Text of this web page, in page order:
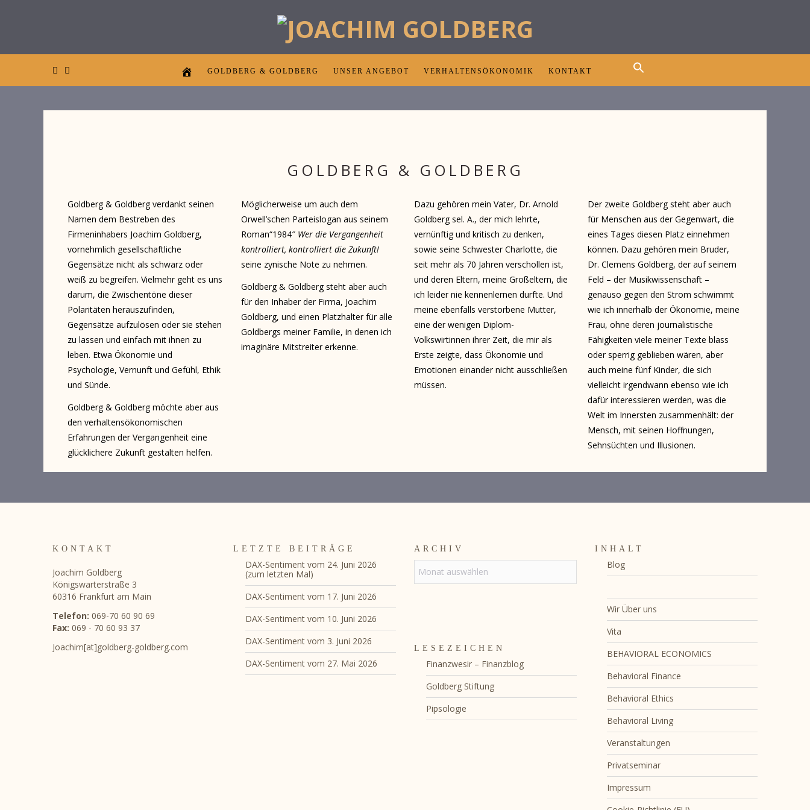
GOLDBERG & GOLDBERG UNSER ANGEBOT VERHALTENSÖKONOMIK KONTAKT
GOLDBERG & GOLDBERG
Goldberg & Goldberg verdankt seinen
Namen dem Bestreben des
Firmeninhabers Joachim Goldberg,
vornehmlich gesellschaftliche
Gegensätze nicht als schwarz oder
weiß zu begreifen. Vielmehr geht es uns
darum, die Zwischentöne dieser
Polaritäten herauszufinden,
Gegensätze aufzulösen oder sie stehen
zu lassen und einfach mit ihnen zu
leben. Etwa Ökonomie und
Psychologie, Vernunft und Gefühl, Ethik
und Sünde.
Goldberg & Goldberg möchte aber aus
den verhaltensökonomischen
Erfahrungen der Vergangenheit eine
glücklichere Zukunft gestalten helfen.
Möglicherweise um auch dem
Orwell’schen Parteislogan aus seinem
Roman“1984″ Wer die Vergangenheit
kontrolliert, kontrolliert die Zukunft!
seine zynische Note zu nehmen.
Goldberg & Goldberg steht aber auch
für den Inhaber der Firma, Joachim
Goldberg, und einen Platzhalter für alle
Goldbergs meiner Familie, in denen ich
imaginäre Mitstreiter erkenne.
Dazu gehören mein Vater, Dr. Arnold
Goldberg sel. A., der mich lehrte,
vernünftig und kritisch zu denken,
sowie seine Schwester Charlotte, die
seit mehr als 70 Jahren verschollen ist,
und deren Eltern, meine Großeltern, die
ich leider nie kennenlernen durfte. Und
meine ebenfalls verstorbene Mutter,
eine der wenigen Diplom­-
Volkswirtinnen ihrer Zeit, die mir als
Erste zeigte, dass Ökonomie und
Emotionen einander nicht ausschließen
müssen.
Der zweite Goldberg steht aber auch
für Menschen aus der Gegenwart, die
eines Tages diesen Platz einnehmen
können. Dazu gehören mein Bruder,
Dr. Clemens Goldberg, der auf seinem
Feld – der Musikwissenschaft –
genauso gegen den Strom schwimmt
wie ich innerhalb der Ökonomie, meine
Frau, ohne deren journal­istische
Fähigkeiten viele meiner Texte blass
oder sperrig geblieben wären, aber
auch meine fünf Kinder, die sich
vielleicht irgendwann ebenso wie ich
dafür interessieren werden, was die
Welt im Innersten zusammenhält: der
Mensch, mit seinen Hoffnungen,
Sehnsüchten und Illusionen.
KONTAKT
Joachim Goldberg
Königswarterstraße 3
60316 Frankfurt am Main
Telefon: 069-70 60 90 69
Fax: 069 - 70 60 93 37
Joachim[at]goldberg-goldberg.com
LETZTE BEITRÄGE
DAX-Sentiment vom 24. Juni 2026
(zum letzten Mal)
DAX-Sentiment vom 17. Juni 2026
DAX-Sentiment vom 10. Juni 2026
DAX-Sentiment vom 3. Juni 2026
DAX-Sentiment vom 27. Mai 2026
ARCHIV
LESEZEICHEN
Finanzwesir – Finanzblog
Goldberg Stiftung
Pipsologie
INHALT
Blog
Wir Über uns
Vita
BEHAVIORAL ECONOMICS
Behavioral Finance
Behavioral Ethics
Behavioral Living
Veranstaltungen
Privatseminar
Impressum